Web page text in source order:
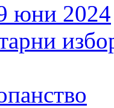
юни 2024